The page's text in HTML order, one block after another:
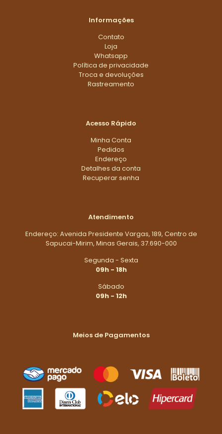
Informações
Contato
Loja
Whatsapp
Política de privacidade
Troca e devoluções
Rastreamento
Acesso Rápido
Minha Conta
Pedidos
Endereço
Detalhes da conta
Recuperar senha
Atendimento
Endereço: Avenida Presidente Vargas, 189, Centro de
Sapucai-Mirim, Minas Gerais, 37.690-000
Segunda - Sexta
09h - 18h
Sábado
09h - 12h
Meios de Pagamentos